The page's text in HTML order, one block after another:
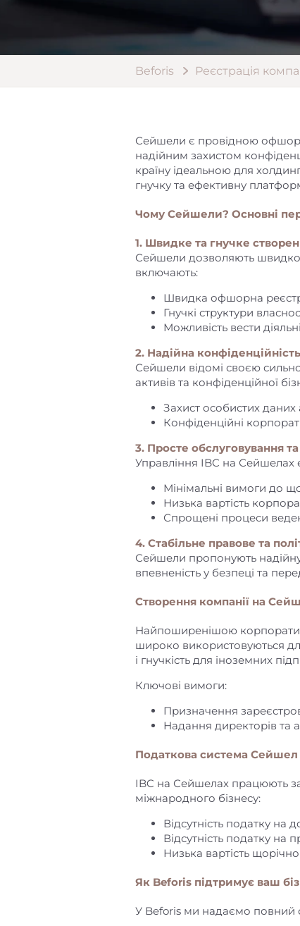
Beforis Реєстрація
Сейшели є провідною
надійним захистом
країну ідеальною для
гнучку та ефективну
Чому Сейшели? Основні
1. Швидке та гнучке
Сейшели дозволяють швидко
включають:
Швидка офшорна
Гнучкі структури
Можливість вести
2. Надійна конфіденційність
Сейшели відомі своєю
активів та конфіденційної
Захист особистих даних
Конфіденційні
3. Просте обслуговування та
Управління IBC на Сейшелах
Мінімальні вимоги до
Низька вартість
Спрощені процеси
4. Стабільне правове та
Сейшели пропонують
впевненість у безпеці та
Створення компанії на
Найпоширенішою
широко використовуються
і гнучкість для іноземних
Ключові вимоги:
Призначення
Надання директорів та
Податкова система Сейшел
IBC на Сейшелах працюють
міжнародного бізнесу:
Відсутність податку
Відсутність податку на
Низька вартість
Як Beforis підтримує ваш
У Beforis ми надаємо повний